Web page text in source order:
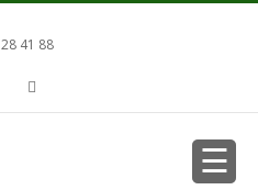
41 88